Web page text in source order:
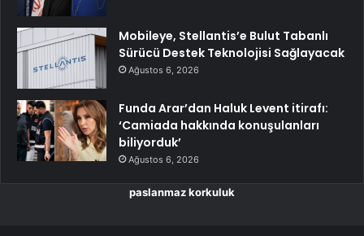
Mobileye, Stellantis’e Bulut Tabanlı
Sürücü Destek Teknolojisi Sağlayacak
Ağustos 6, 2026
Funda Arar’dan Haluk Levent itirafı:
‘Camiada hakkında konuşulanları
biliyorduk’
Ağustos 6, 2026
paslanmaz korkuluk